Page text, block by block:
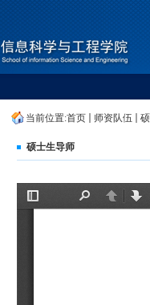
当前位置:首页 师资队伍
硕士生导师